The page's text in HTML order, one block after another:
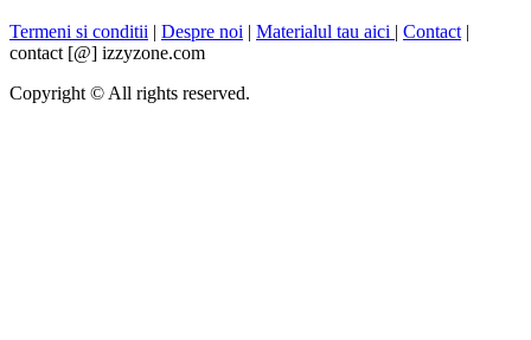
Termeni si conditii | Despre noi | Materialul tau aici | Contact |
contact [@] izzyzone.com
Copyright © All rights reserved.